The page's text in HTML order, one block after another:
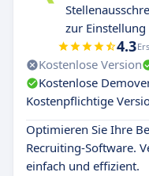
zur Einstellung
4.3
Kostenlose Version
Kostenlose
Kostenpflichtige
Optimieren Sie Ihre
Recruiting-Software.
einfach und effizient.